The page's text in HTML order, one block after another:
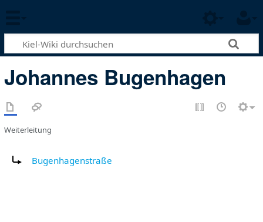
Johannes Bugenhagen
Weiterleitung
Bugenhagenstraße